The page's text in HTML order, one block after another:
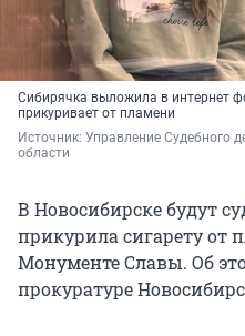
Сибирячка выложила в интернет
прикуривает от пламени
Источник: Управление Судебного
области
В Новосибирске будут
прикурила сигарету от
Монументе Славы. Об
прокуратуре